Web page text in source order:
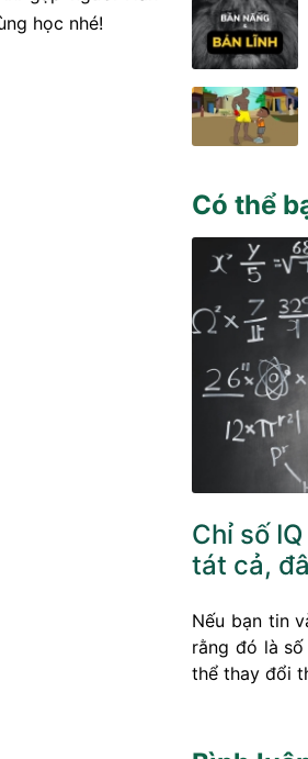
học nhé!
Có thể
Chỉ số
tát cả,
Nếu bạn tin
rằng đó là
thể thay đổi